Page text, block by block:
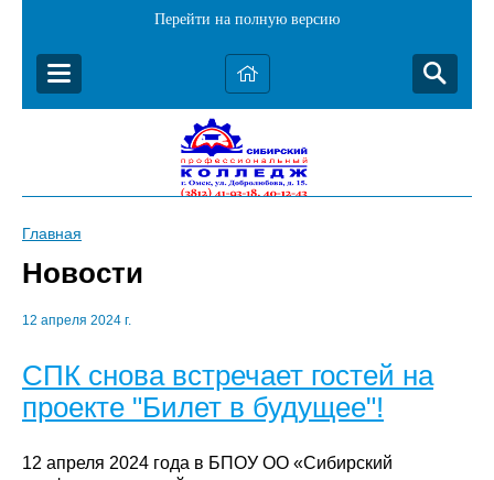
Перейти на полную версию
Главная
Новости
12 апреля 2024 г.
СПК снова встречает гостей на
проекте "Билет в будущее"!
12 апреля 2024 года в БПОУ ОО «Сибирский